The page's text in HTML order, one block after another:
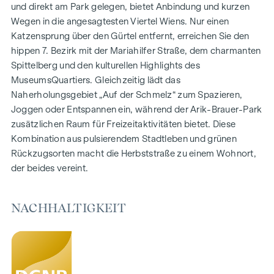
1- bis 4-Zimmerwohnungen
Gärten, Balkone, Loggien und Terrassen
Großzügige Raumhöhen
Tiefgaragenstellplätze | E-Mobilität
Innenhof Ruhelage
Photovoltaikanlage am Dach
Gemeinschaftsraum
ZUHAUSE ANKOMMEN
In der Herbststraße erwartet Sie ein einzigartiges
Wohngefühl, das Design und Geborgenheit auf
außergewöhnliche Weise vereint. Die hochwertige
stilvolles, modernes Leben abgestimmt. Edle Parkettböden
natürliche Behaglichkeit. Für zusätzlichen Komfort bieten
elektrisch steuerbare Raffstores individuelle Beschattung
und eine angenehme Lichtregulierung. Ein besonderes
und direkt am Park gelegen, bietet Anbindung und kurzen
Wegen in die angesagtesten Viertel Wiens. Nur einen
Katzensprung über den Gürtel entfernt, erreichen Sie den
hippen 7. Bezirk mit der Mariahilfer Straße, dem charmanten
Spittelberg und den kulturellen Highlights des
MuseumsQuartiers. Gleichzeitig lädt das
Naherholungsgebiet „Auf der Schmelz“ zum Spazieren,
Joggen oder Entspannen ein, während der Arik-Brauer-Park
zusätzlichen Raum für Freizeitaktivitäten bietet. Diese
Kombination aus pulsierendem Stadtleben und grünen
Rückzugsorten macht die Herbststraße zu einem Wohnort,
der beides vereint.
NACHHALTIGKEIT